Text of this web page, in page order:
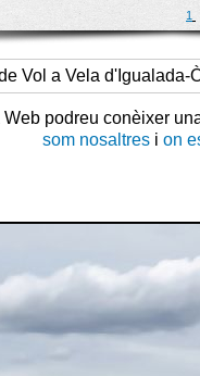
1
Vol a Vela d'Igualada-
podreu conèixer
som nosaltresi on